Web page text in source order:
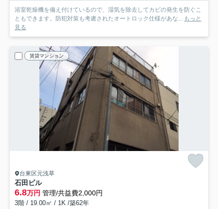
浴室乾燥機を備え付けているので、湿気を除去してカビの発生を防ぐこ
ともできます。防犯対策も考慮されたオートロック仕様があな...
もっと
見る
賃貸マンション
台東区元浅草
石田ビル
6.8万円 管理/共益費2,000円
3階 / 19.00㎡ / 1K /築62年